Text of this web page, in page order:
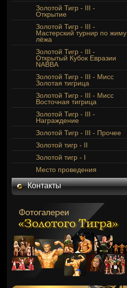
Золотой Тигр - III -
Открытие
Золотой Тигр - III -
Мастерский турнир по жиму
лёжа
Золотой Тигр - III -
Открытый Кубок Евразии
NABBA
Золотой Тигр - III - Мисс
Золотая тигрица
Золотой Тигр - III - Мисс
Восточная тигрица
Золотой Тигр - III -
Награждение
Золотой Тигр - III - Прочее
Золотой тигр - II
Золотой тигр - I
Место проведения
Контакты